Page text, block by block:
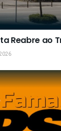
Reabre ao